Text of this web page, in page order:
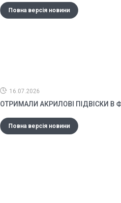
Повна версія новини
16.07.2026
ОТРИМАЛИ АКРИЛОВІ ПІДВІСКИ В
Повна версія новини